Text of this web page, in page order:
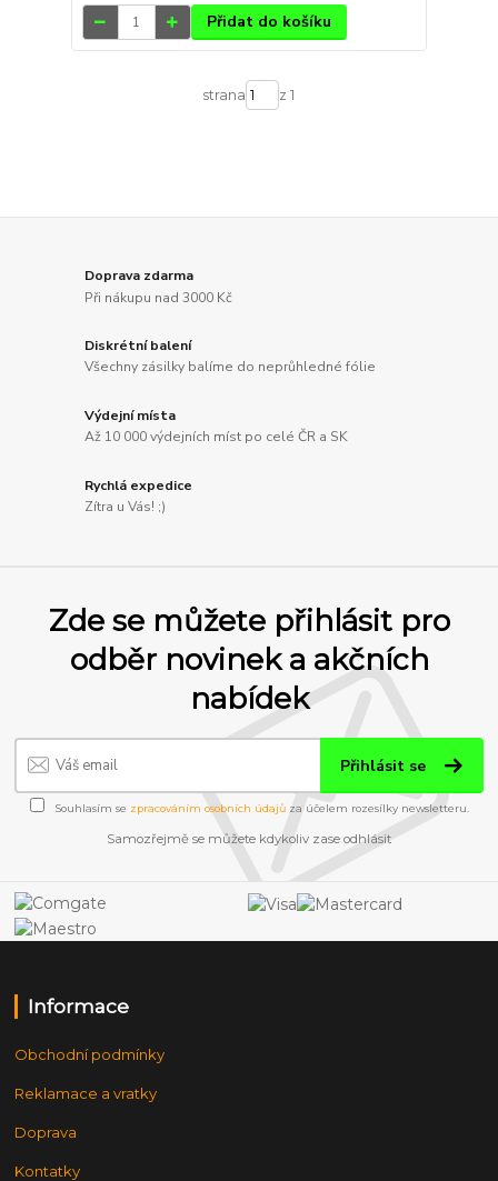
Přidat do košíku
strana z 1
Doprava zdarma
Při nákupu nad 3000 Kč
Diskrétní balení
Všechny zásilky balíme do neprůhledné fólie
Výdejní místa
Až 10 000 výdejních míst po celé ČR a SK
Rychlá expedice
Zítra u Vás! ;)
Zde se můžete přihlásit pro
odběr novinek a akčních
nabídek
Přihlásit se
Souhlasím se zpracováním osobních údajůza účelem rozesílky newsletteru.
Samozřejmě se můžete kdykoliv zase odhlásit
Informace
Obchodní podmínky
Reklamace a vratky
Doprava
Kontatky